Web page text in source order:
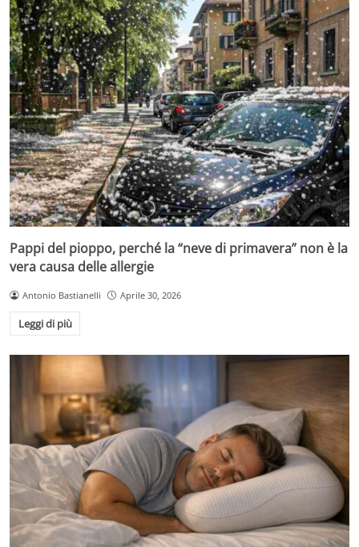
Pappi del pioppo, perché la “neve di primavera” non è la
vera causa delle allergie
Antonio Bastianelli Aprile 30, 2026
Leggi di più